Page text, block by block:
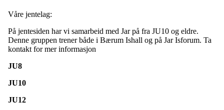
Våre jentelag:
På jentesiden har vi samarbeid med Jar på fra JU10 og eldre.
Denne gruppen trener både i Bærum Ishall og på Jar Isforum. Ta
kontakt for mer informasjon
JU8
JU10
JU12